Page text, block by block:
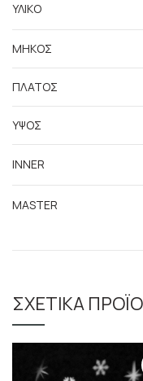
ΥΛΙΚΟ
ΜΗΚΟΣ
ΠΛΑΤΟΣ
ΥΨΟΣ
INNER
MASTER
ΣΧΕΤΙΚΆ